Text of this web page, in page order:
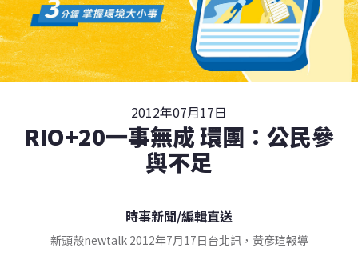
2012年07月17日
RIO+20一事無成 環團：公民參
與不足
時事新聞/編輯直送
新頭殼newtalk 2012年7月17日台北訊，黃彥瑄報導